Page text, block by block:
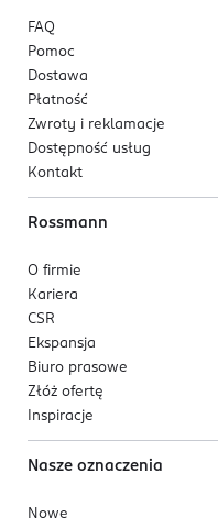
FAQ
Pomoc
Dostawa
Płatność
Zwroty i reklamacje
Dostępność usług
Kontakt
Rossmann
O firmie
Kariera
CSR
Ekspansja
Biuro prasowe
Złóż ofertę
Inspiracje
Nasze oznaczenia
Nowe